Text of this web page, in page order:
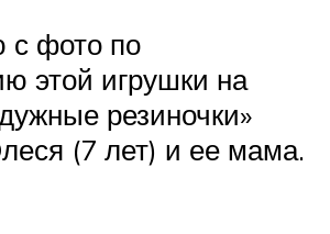
с фото по
этой игрушки на
резиночки»
(7 лет) и ее мама.